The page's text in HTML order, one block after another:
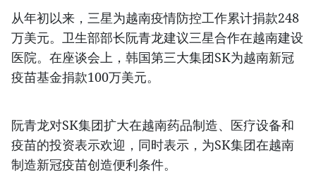
从年初以来，三星为越南疫情防控工作累计捐款248
万美元。卫生部部长阮青龙建议三星合作在越南建设
医院。在座谈会上，韩国第三大集团SK为越南新冠
疫苗基金捐款100万美元。
阮青龙对SK集团扩大在越南药品制造、医疗设备和
疫苗的投资表示欢迎，同时表示，为SK集团在越南
制造新冠疫苗创造便利条件。